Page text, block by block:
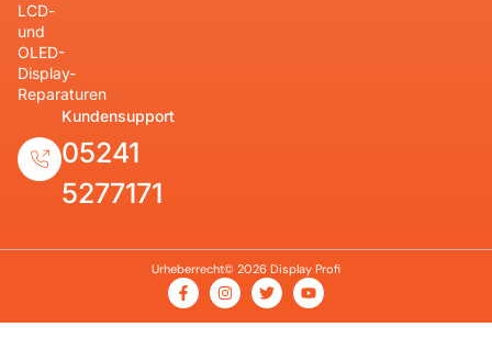
LCD-
und
OLED-
Display-
Reparaturen
Kundensupport
05241
5277171
Urheberrecht© 2026 Display Profi